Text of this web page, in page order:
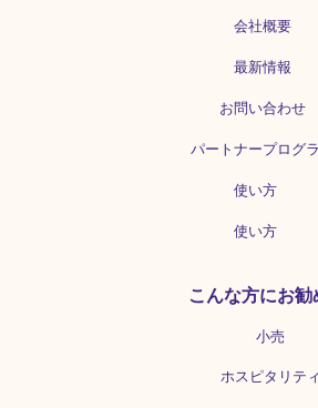
会社概要
最新情報
お問い合わせ
パートナープログ
使い方
使い方
こんな方にお勧
小売
ホスピタリティ